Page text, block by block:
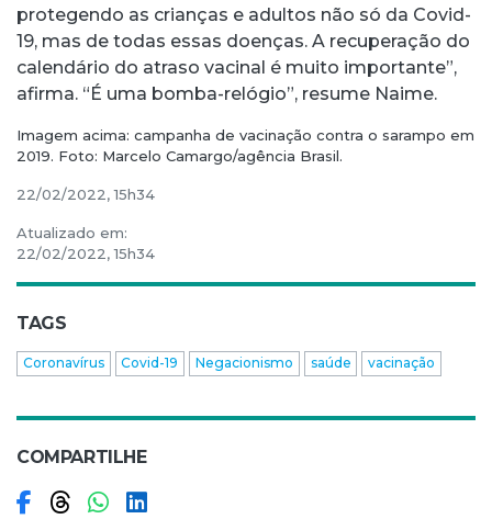
protegendo as crianças e adultos não só da Covid-
19, mas de todas essas doenças. A recuperação do
calendário do atraso vacinal é muito importante”,
afirma. “É uma bomba-relógio”, resume Naime.
Imagem acima: campanha de vacinação contra o sarampo em
2019. Foto: Marcelo Camargo/agência Brasil.
22/02/2022, 15h34
Atualizado em:
22/02/2022, 15h34
TAGS
Coronavírus Covid-19 Negacionismo saúde vacinação
COMPARTILHE
Compartilhar no Facebook
Compartilhar no Threads
Compartilhar no WhatsApp
Compartilhar no LinkedIn